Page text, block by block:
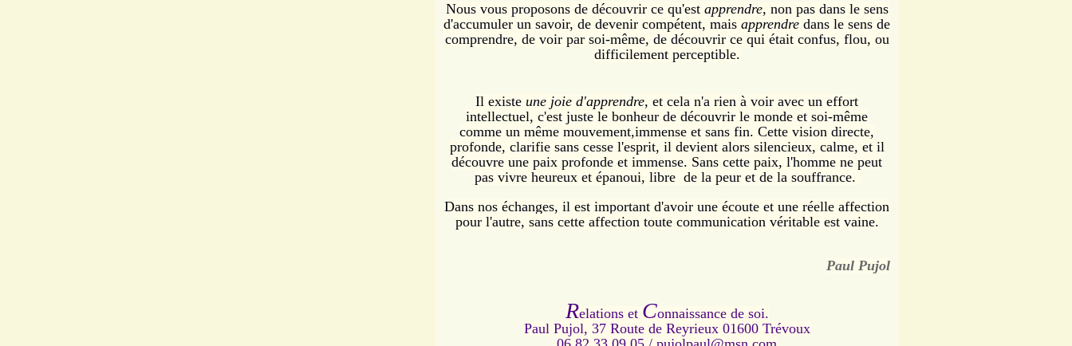
Nous vous proposons de découvrir ce qu'est apprendre, non pas dans le sens
d'accumuler un savoir, de devenir compétent, mais apprendre dans le sens de
comprendre, de voir par soi-même, de découvrir ce qui était confus, flou, ou
difficilement perceptible.
Il existe une joie d'apprendre, et cela n'a rien à voir avec un effort
intellectuel, c'est juste le bonheur de découvrir le monde et soi-même
comme un même mouvement,immense et sans fin. Cette vision directe,
profonde, clarifie sans cesse l'esprit, il devient alors silencieux, calme, et il
découvre une paix profonde et immense. Sans cette paix, l'homme ne peut
pas vivre heureux et épanoui, libre de la peur et de la souffrance.
Dans nos échanges, il est important d'avoir une écoute et une réelle affection
pour l'autre, sans cette affection toute communication véritable est vaine.
Paul Pujol
Relations et Connaissance de soi.
Paul Pujol, 37 Route de Reyrieux 01600 Trévoux